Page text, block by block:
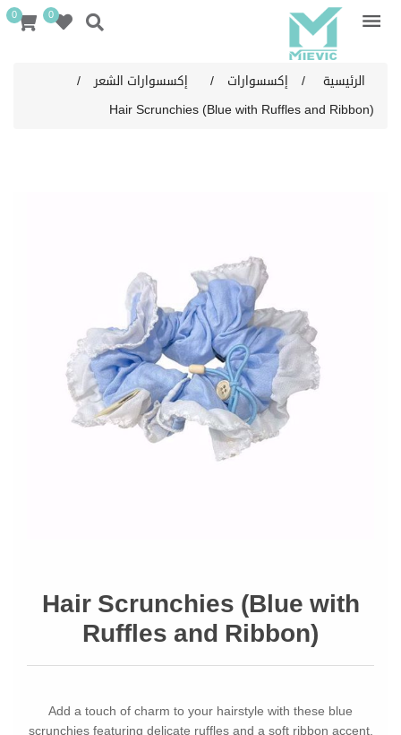
0
0
الرئيسية / إكسسوارات / إكسسوارات الشعر
/
Hair Scrunchies (Blue with Ruffles and Ribbon)
Hair Scrunchies (Blue with
Ruffles and Ribbon)
Add a touch of charm to your hairstyle with these blue
scrunchies featuring delicate ruffles and a soft ribbon accent.